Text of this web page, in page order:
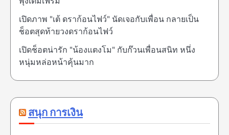
เปิดภาพ "เต้ ดราก้อนไฟว์" นัดเจอกับเพื่อน กลายเป็น
ช็อตสุดท้ายวงดราก้อนไฟว์
เปิดช็อตน่ารัก "น้องแตงโม" กับก๊วนเพื่อนสนิท หนึ่ง
หนุ่มหล่อหน้าคุ้นมาก
สนุก การเงิน